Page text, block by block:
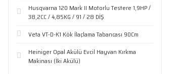
Husqvarna 120 Mark II Motorlu Testere 1,9HP /
38,2CC / 4,85KG / 91 / 28 DİŞ
Veta VT-D-K1 Kök İlaçlama Tabancası 90Cm
Heiniger Opal Akülü Evcil Hayvan Kırkma
Makinası (İki Akülü)